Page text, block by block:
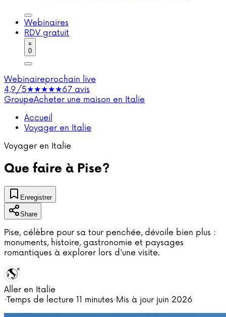
Webinaires
RDV gratuit
0
Webinaireprochain live
4,9/5★★★★★67 avis
GroupeAcheter une maison en Italie
Accueil
Voyager en Italie
Voyager en Italie
Que faire à Pise?
Enregistrer
Share
Pise, célèbre pour sa tour penchée, dévoile bien plus :
monuments, histoire, gastronomie et paysages
romantiques à explorer lors d'une visite.
Aller en Italie
·Temps de lecture 11 minutes·Mis à jour juin 2026